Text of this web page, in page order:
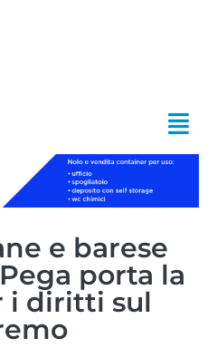
e barese
porta la
i diritti sul